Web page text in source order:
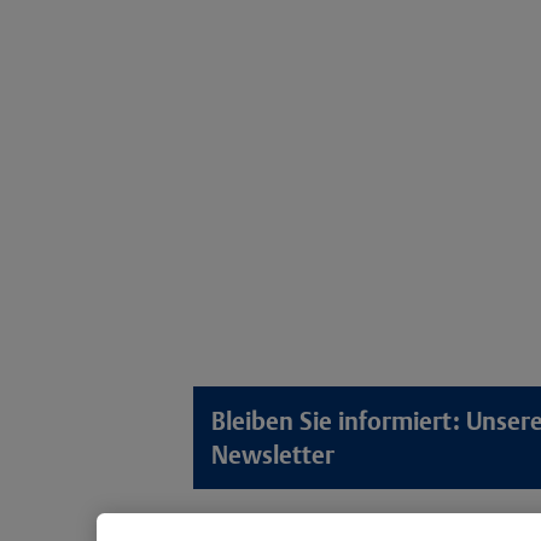
Bleiben Sie informiert:
Newsletter